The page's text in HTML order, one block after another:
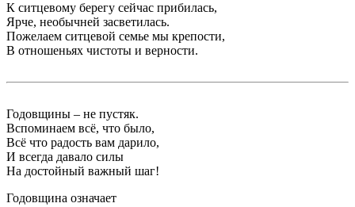
К ситцевому берегу сейчас прибилась,
Ярче, необычней засветилась.
Пожелаем ситцевой семье мы крепости,
В отношеньях чистоты и верности.
Годовщины – не пустяк.
Вспоминаем всё, что было,
Всё что радость вам дарило,
И всегда давало силы
На достойный важный шаг!
Годовщина означает